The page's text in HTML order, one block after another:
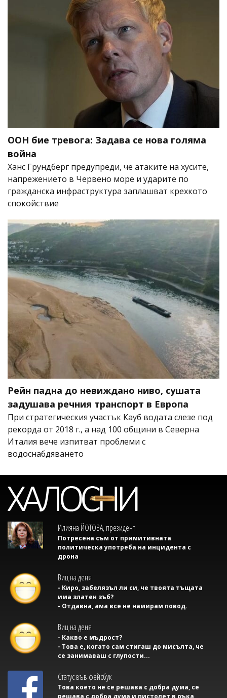
ООН бие тревога: Задава се нова голяма
война
Ханс Грундберг предупреди, че атаките на хусите,
напрежението в Червено море и ударите по
гражданска инфраструктура заплашват крехкото
спокойствие
Рейн падна до невиждано ниво, сушата
задушава речния транспорт в Европа
При стратегическия участък Кауб водата слезе под
рекорда от 2018 г., а над 100 общини в Северна
Италия вече изпитват проблеми с
водоснабдяването
Илияна ЙОТОВА, президент
Потресена съм от примитивната
политическа употреба на инцидента с
дрона
Виц на деня
- Киро, забелязъл ли си, че твоята тъщата
има златен зъб?
- Отдавна, ама все не намирам повод.
Виц на деня
- Какво е мъдрост?
- Това е, когато сам стигаш до мисълта, че
се занимаваш с глупости...
Статус във фейсбук
Това което не се решава с добра дума, се
решава с добра дума и пистолет в ръка